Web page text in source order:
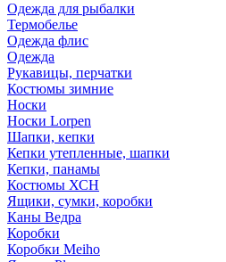
Одежда для рыбалки
Термобелье
Одежда флис
Одежда
Рукавицы, перчатки
Костюмы зимние
Носки
Носки Lorpen
Шапки, кепки
Кепки утепленные, шапки
Кепки, панамы
Костюмы ХСН
Ящики, сумки, коробки
Каны Ведра
Коробки
Коробки Meiho